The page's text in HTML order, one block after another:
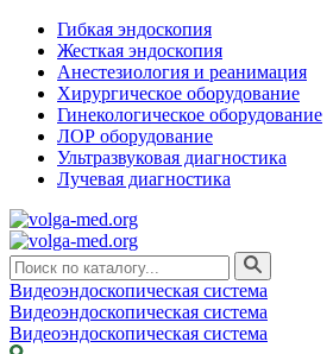
Гибкая эндоскопия
Жесткая эндоскопия
Анестезиология и реанимация
Хирургическое оборудование
Гинекологическое оборудование
ЛОР оборудование
Ультразвуковая диагностика
Лучевая диагностика
Видеоэндоскопическая система
Видеоэндоскопическая система
Видеоэндоскопическая система